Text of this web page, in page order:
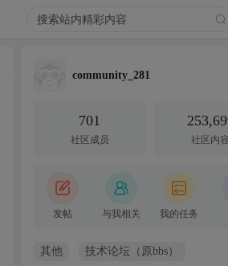
community_281
701
社区成员 社区内容
发帖 与我相关 我的任务
其他 技术论坛（原bbs）